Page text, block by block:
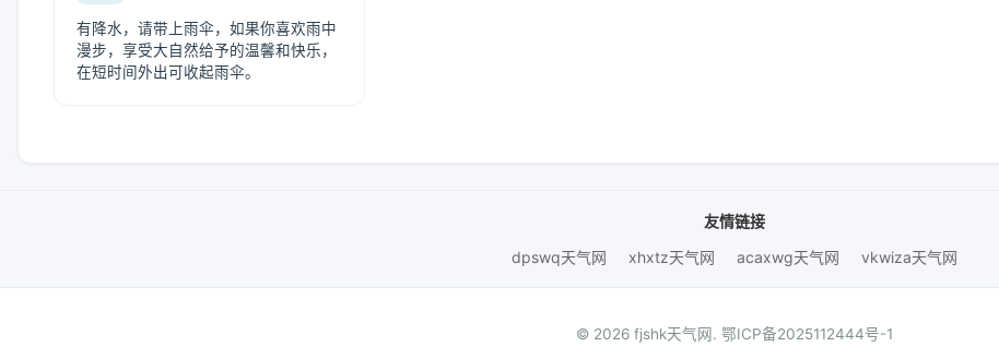
有降水，请带上雨伞，如果你喜欢雨中
漫步，享受大自然给予的温馨和快乐，
在短时间外出可收起雨伞。
友情链接
dpswq天气网
xhxtz天气网 acaxwg天气网 vkwiza天气网
© 2026 fjshk天气网. 鄂ICP备2025112444号-1